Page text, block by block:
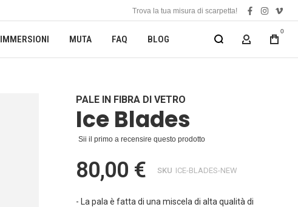
Trova la tua misura di scarpetta!
facebook
IMMERSIONI MUTA FAQ BLOG MY
0
PALE IN FIBRA DI VETRO
Ice Blades
Sii il primo a recensire questo prodotto
80,00 € SKU ICE-BLADES-NEW
- La pala è fatta di una miscela di alta qualità di